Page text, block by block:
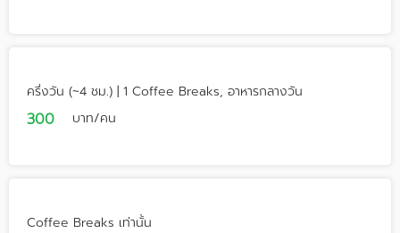
ครึ่งวัน (~4 ชม.) | 1 Coffee Breaks, อาหารกลางวัน
300 บาท/คน
Coffee Breaks เท่านั้น